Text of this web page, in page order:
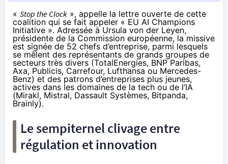
« Stop the Clock », appelle la lettre ouverte de cette
coalition qui se fait appeler « EU AI Champions
Initiative ». Adressée à Ursula von der Leyen,
présidente de la Commission européenne, la missive
est signée de 52 chefs d’entreprise, parmi lesquels
se mêlent des représentants de grands groupes de
secteurs très divers (TotalEnergies, BNP Paribas,
Axa, Publicis, Carrefour, Lufthansa ou Mercedes-
Benz) et des patrons d’entreprises plus jeunes,
actives dans les domaines de la tech ou de l’IA
(Mirakl, Mistral, Dassault Systèmes, Bitpanda,
Brainly).
Le sempiternel clivage entre
régulation et innovation